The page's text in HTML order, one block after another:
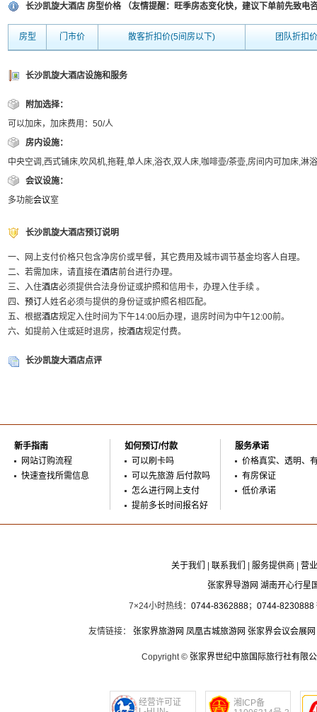
长沙凯旋大酒店 房型价格 （友情提醒：旺季房态变化快，建议下单前先致电
房型 门市价 散客折扣价(5间房以下) 团队折扣
长沙凯旋大酒店设施和服务
附加选择：
可以加床，加床费用：50/人
房内设施：
中央空调,西式铺床,吹风机,拖鞋,单人床,浴衣,双人床,咖啡壶/茶壶,房间内可加床,淋
会议设施：
多功能会议室
长沙凯旋大酒店预订说明
一、网上支付价格只包含净房价或早餐，其它费用及城市调节基金均客人自理。
二、若需加床，请直接在酒店前台进行办理。
三、入住酒店必须提供合法身份证或护照和信用卡，办理入住手续 。
四、 预订 人姓名必须与提供的身份证或护照名相匹配。
五、根据酒店规定入住时间为下午14:00后办理，退房时间为中午12:00前。
六、如提前入住或延时退房，按酒店规定付费。
长沙凯旋大酒店点评
新手指南
网站订购流程
快速查找所需信息
如何预订/付款
可以刷卡吗
可以先旅游 后付款吗
怎么进行网上支付
提前多长时间报名好
服务承诺
价格真实、透明、
有房保证
低价承诺
关于我们 联系我们 服务提供商
营
张家界导游网 湖南开心行星
7×24小时热线： 0744-8362888； 0744-8230888
友情链接： 张家界旅游网 凤凰古城旅游网 张家界会议会展网
Copyright © 张家界世纪中旅国际旅行社有限
经营许可证
湘ICP备